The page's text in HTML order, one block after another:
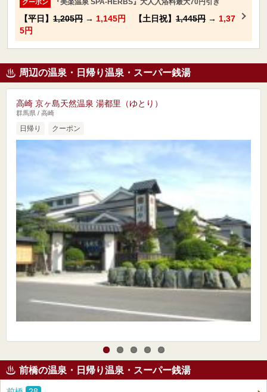
クーポン 『美楽温泉 SPA-HERBS』大人入浴料最大70円引き
【平日】 1,205円 → 1,145円 【土日祝】 1,445円 → 1,37
5円
周辺の温泉・日帰り温泉・スーパー銭湯
高崎 京ヶ島天然温泉 湯都里（ゆとり）
群馬県 / 高崎
日帰り クーポン
前橋の温泉・日帰り温泉・スーパー銭湯